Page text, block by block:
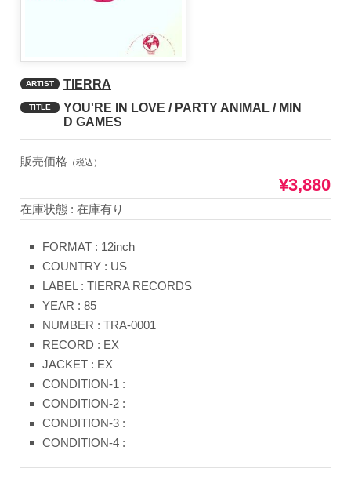
ARTIST TIERRA
TITLE
YOU'RE IN LOVE / PARTY ANIMAL / MIN
D GAMES
販売価格 （税込）
¥3,880
在庫状態 : 在庫有り
FORMAT : 12inch
COUNTRY : US
LABEL : TIERRA RECORDS
YEAR : 85
NUMBER : TRA-0001
RECORD : EX
JACKET : EX
CONDITION-1 :
CONDITION-2 :
CONDITION-3 :
CONDITION-4 :